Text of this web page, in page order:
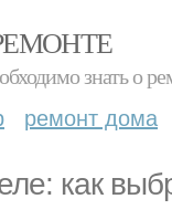
знать о
ремонт дома
как